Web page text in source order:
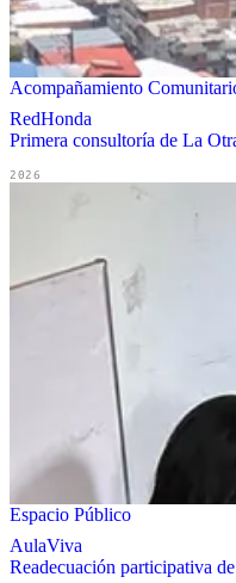
Acompañamiento
RedHonda
Primera consultoría de La
2026
Espacio Público
AulaViva
Readecuación participativa